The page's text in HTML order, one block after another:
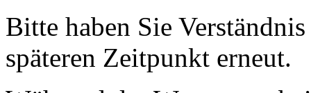
Bitte haben Sie
späteren Zeitpunkt erneut.